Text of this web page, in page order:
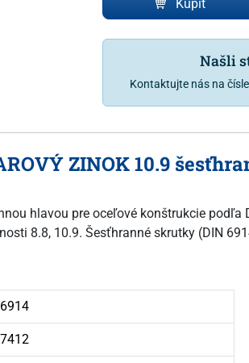
Kúpiť
Našli
Kontaktujte nás na čísle
ZINOK 10.9
hlavou pre oceľové konštrukcie
8.8, 10.9. Šesťhranné skrutky (DIN
6914
7412